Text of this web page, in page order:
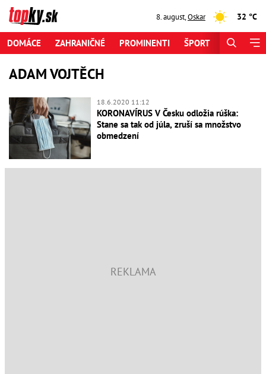
8. august,Oskar 32 °C
DOMÁCE ZAHRANIČNÉ PROMINENTI ŠPORT
ADAM VOJTĚCH
18.6.2020 11:12
KORONAVÍRUS V Česku odložia rúška:
Stane sa tak od júla, zruší sa množstvo
obmedzení